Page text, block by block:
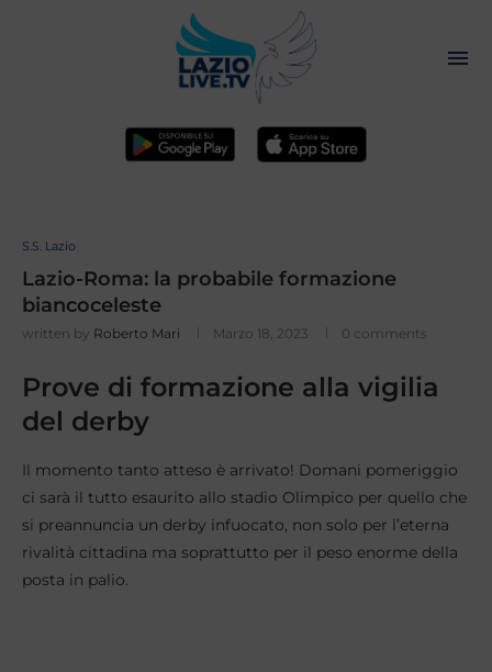
S.S. Lazio
Lazio-Roma: la probabile formazione
biancoceleste
written by Roberto Mari Marzo 18, 2023 0 comments
Prove di formazione alla vigilia
del derby
Il momento tanto atteso è arrivato! Domani pomeriggio
ci sarà il tutto esaurito allo stadio Olimpico per quello che
si preannuncia un derby infuocato, non solo per l’eterna
rivalità cittadina ma soprattutto per il peso enorme della
posta in palio.